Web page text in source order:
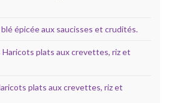
blé épicée aux saucisses et crudités.
Haricots plats aux crevettes, riz et
plats aux crevettes, riz et